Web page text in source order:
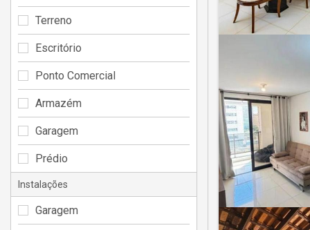
Terreno
Escritório
Ponto Comercial
Armazém
Garagem
Prédio
Instalações
Garagem